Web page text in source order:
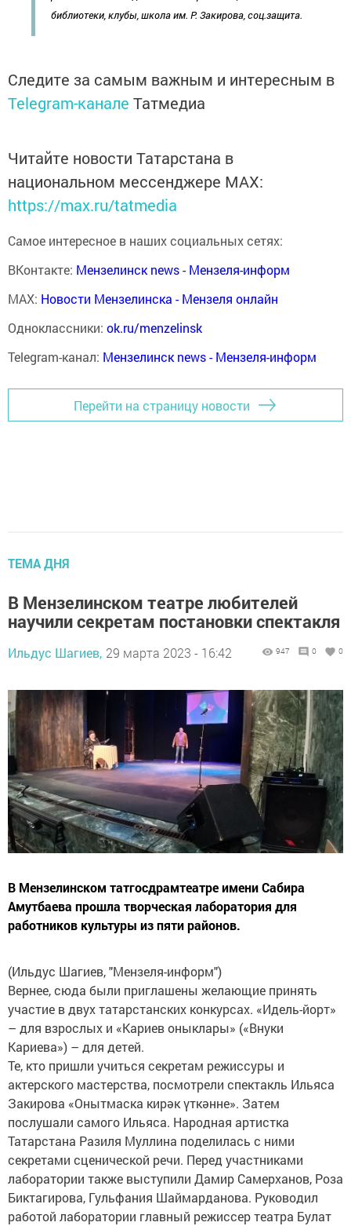
библиотеки, клубы, школа им. Р. Закирова, соц.защита.
Следите за самым важным и интересным в
Telegram-канале Татмедиа
Читайте новости Татарстана в
национальном мессенджере MАХ:
https://max.ru/tatmedia
Самое интересное в наших социальных сетях:
ВКонтакте: Мензелинск news - Мензеля-информ
MAX: Новости Мензелинска - Мензеля онлайн
Одноклассники: ok.ru/menzelinsk
Telegram-канал: Мензелинск news - Мензеля-информ
Перейти на страницу новости
ТЕМА ДНЯ
В Мензелинском театре любителей
научили секретам постановки спектакля
Ильдус Шагиев, 29 марта 2023 - 16:42 947 0 0
В Мензелинском татгосдрамтеатре имени Сабира
Амутбаева прошла творческая лаборатория для
работников культуры из пяти районов.
(Ильдус Шагиев, "Мензеля-информ")
Вернее, сюда были приглашены желающие принять
участие в двух татарстанских конкурсах. «Идель-йорт»
– для взрослых и «Кариев оныклары» («Внуки
Кариева») – для детей.
Те, кто пришли учиться секретам режиссуры и
актерского мастерства, посмотрели спектакль Ильяса
Закирова «Онытмаска кирәк үткәнне». Затем
послушали самого Ильяса. Народная артистка
Татарстана Разиля Муллина поделилась с ними
секретами сценической речи. Перед участниками
лаборатории также выступили Дамир Самерханов, Роза
Биктагирова, Гульфания Шаймарданова. Руководил
работой лаборатории главный режиссер театра Булат